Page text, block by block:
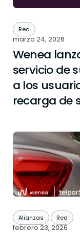
Red
marzo 24, 2026
Wenea
servicio de
a los
recarga de
Alianzas Red
febrero 23, 2026